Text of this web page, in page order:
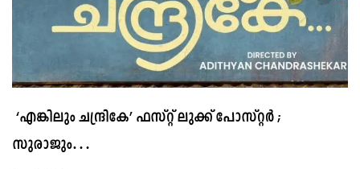
‘എങ്കിലും ചന്ദ്രികേ’ ഫസ്റ്റ് ലുക്ക് പോസ്റ്റർ ;
സുരാജും…